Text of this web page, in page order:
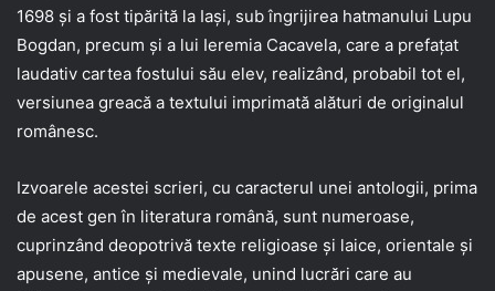
1698 şi a fost tipărită la Iaşi, sub îngrijirea hatmanului Lupu
Bogdan, precum şi a lui Ieremia Cacavela, care a prefaţat
laudativ cartea fostului său elev, realizând, probabil tot el,
versiunea greacă a textului imprimată alături de originalul
românesc.
Izvoarele acestei scrieri, cu caracterul unei antologii, prima
de acest gen în literatura română, sunt numeroase,
cuprinzând deopotrivă texte religioase şi laice, orientale şi
apusene, antice şi medievale, unind lucrări care au